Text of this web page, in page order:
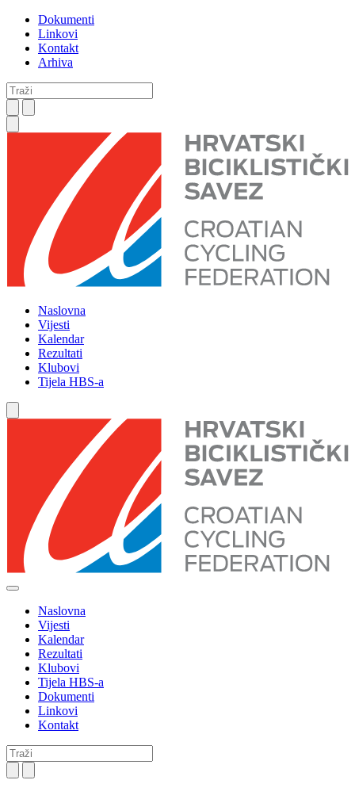
Dokumenti
Linkovi
Kontakt
Arhiva
Naslovna
Vijesti
Kalendar
Rezultati
Klubovi
Tijela HBS-a
Naslovna
Vijesti
Kalendar
Rezultati
Klubovi
Tijela HBS-a
Dokumenti
Linkovi
Kontakt